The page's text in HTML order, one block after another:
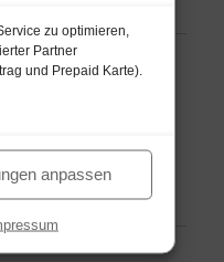
zu optimieren,
Partner
und Prepaid Karte).
anpassen